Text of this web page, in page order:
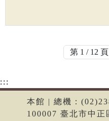
:::
本館 | 總機：
100007 臺北市中正